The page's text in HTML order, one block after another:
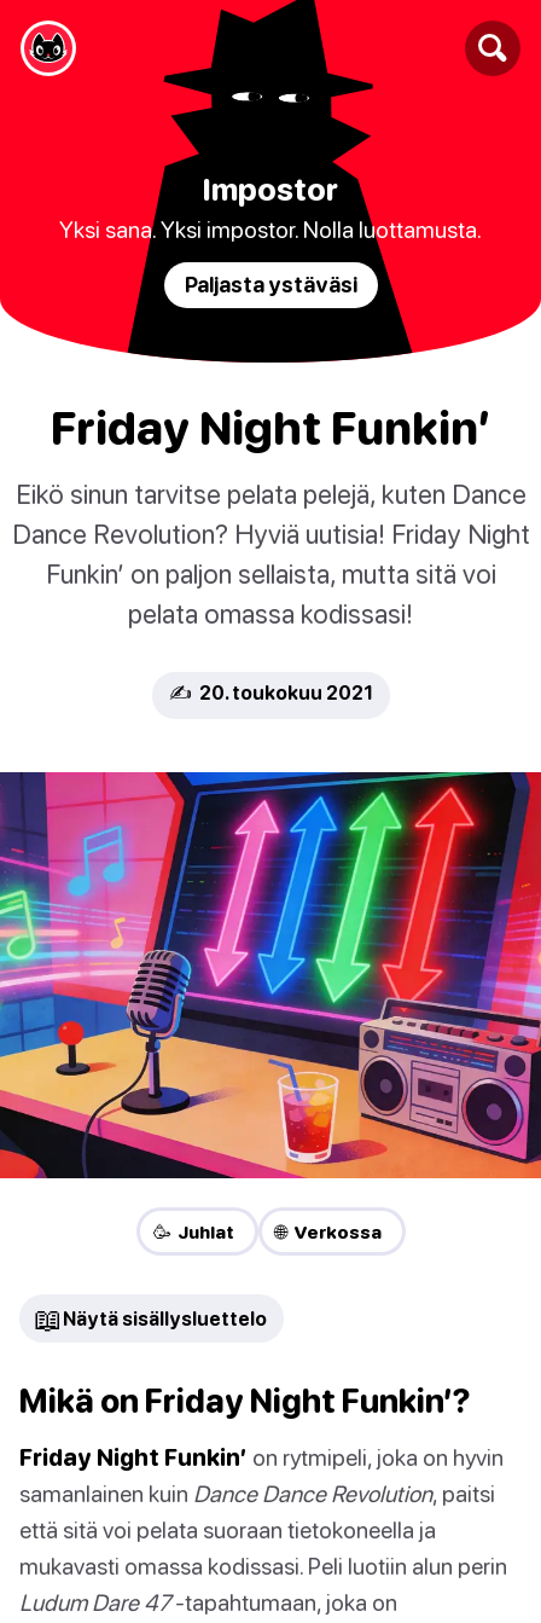
Impostor
Yksi sana. Yksi impostor. Nolla luottamusta.
Paljasta ystäväsi
Friday Night Funkin’
Eikö sinun tarvitse pelata pelejä, kuten Dance
Dance Revolution? Hyviä uutisia! Friday Night
Funkin’ on paljon sellaista, mutta sitä voi
pelata omassa kodissasi!
✍️ 20. toukokuu 2021
🥳 Juhlat 🌐 Verkossa
📖 Näytä sisällysluettelo
Mikä on Friday Night Funkin’?
Friday Night Funkin’ on rytmipeli, joka on hyvin
samanlainen kuin Dance Dance Revolution, paitsi
että sitä voi pelata suoraan tietokoneella ja
mukavasti omassa kodissasi. Peli luotiin alun perin
Ludum Dare 47-tapahtumaan, joka on